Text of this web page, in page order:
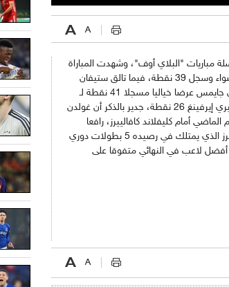
وحيد في سلسلة مباريات "البلاي أوف"، وشهدت المباراة
عروضا رائعة لنجوم "الواريورز" بقيادة كيفين دورانت الذي خطف الأضواء وسجل 39 نقطة، فيما تالق ستيفان
كوري كعادته وسجل 34 نقطة للبطل، في الجهة المقابلة قدم ليبرون جايمس عرضا خياليا مسجلا 41 نقطة لـ
"الكافالييرز" لكن ذلك لم يكن كافيا لتحقيق الفوز فيما سجل زميله كيري إيرفينغ 26 نقطة، جدير بالذكر أن غولدن
وثأر لهزيمة الموسم الماضي أمام كليفلاند كافالييرز، رافعا
بذلك رصيده إلى 5 بطولات في تاريخه معادلا رقم سان أنطونيو سبيرز الذي يمتلك في رصيده 5 بطولات دوري
أفضل لاعب في النهائي متفوقا على